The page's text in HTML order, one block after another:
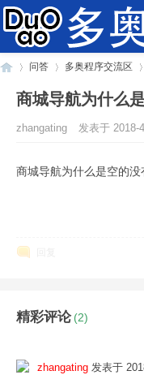
问答 多奥程序交流区
商城导航为什么
zhangating 发表于 2018-
商城导航为什么是空的没
精彩评论 (2)
zhangating 发表于